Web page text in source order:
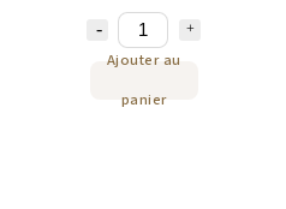
Ajouter au
panier